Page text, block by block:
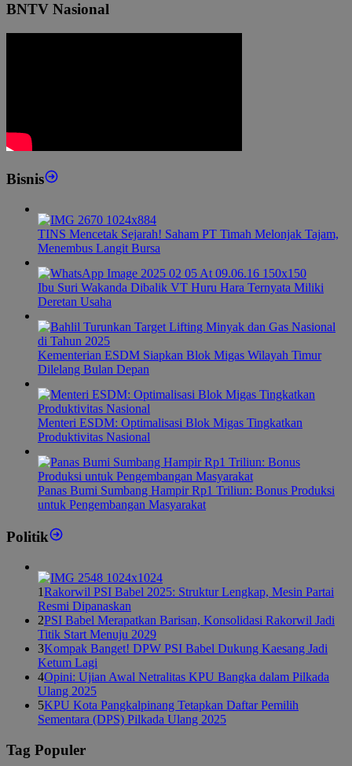
BNTV Nasional
Bisnis
TINS Mencetak Sejarah! Saham PT Timah Melonjak Tajam,
Menembus Langit Bursa
Ibu Suri Wakanda Dibalik VT Huru Hara Ternyata Miliki
Deretan Usaha
Kementerian ESDM Siapkan Blok Migas Wilayah Timur
Dilelang Bulan Depan
Menteri ESDM: Optimalisasi Blok Migas Tingkatkan
Produktivitas Nasional
Panas Bumi Sumbang Hampir Rp1 Triliun: Bonus Produksi
untuk Pengembangan Masyarakat
Politik
1Rakorwil PSI Babel 2025: Struktur Lengkap, Mesin Partai
Resmi Dipanaskan
2PSI Babel Merapatkan Barisan, Konsolidasi Rakorwil Jadi
Titik Start Menuju 2029
3Kompak Banget! DPW PSI Babel Dukung Kaesang Jadi
Ketum Lagi
4Opini: Ujian Awal Netralitas KPU Bangka dalam Pilkada
Ulang 2025
5KPU Kota Pangkalpinang Tetapkan Daftar Pemilih
Sementara (DPS) Pilkada Ulang 2025
Tag Populer